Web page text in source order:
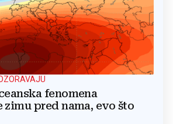
fenomena
pred nama, evo što